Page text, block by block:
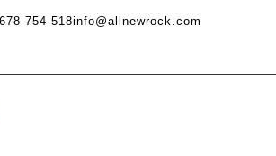
754 518info@allnewrock.com